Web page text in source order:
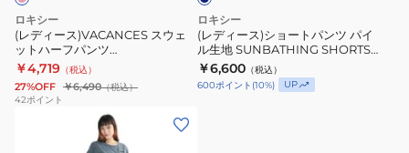
ト
ハ
ー
フ
パ
ロキシー
(レディース)VACANCES スウェ
ットハーフパンツ
25SPRPT251078PNK
￥4,719 （税込）
27%OFF ￥6,490（税込）
42ポイント
パ
ン
ツ
パ
ロキシー
(レディース)ショートパンツ パイ
ル生地 SUNBATHING SHORTS
25SURPT252035NVY
￥6,600 （税込）
600ポイント (10%) UP